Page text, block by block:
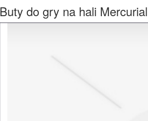
Buty do gry na hali Mercurial